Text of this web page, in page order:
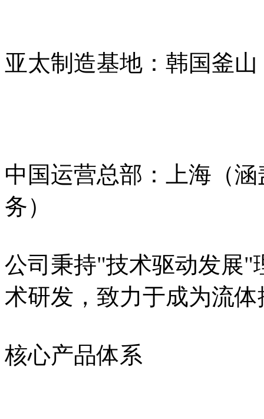
亚太制造基地：韩国釜
中国运营总部：上海（
务）
公司秉持"技术驱动发展"
术研发，致力于成为流
核心产品体系